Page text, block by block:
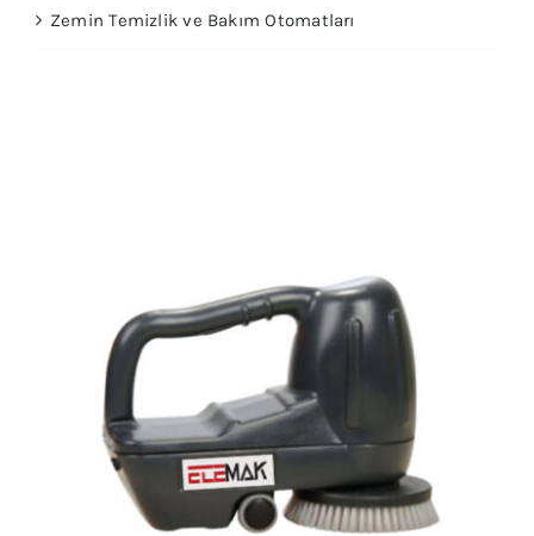
Zemin Temizlik ve Bakım Otomatları